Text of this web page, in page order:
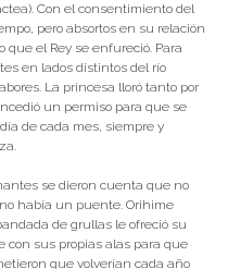
Con el consentimiento del
pero absortos en su relación
el Rey se enfureció. Para
en lados distintos del río
La princesa lloró tanto por
un permiso para que se
de cada mes, siempre y
se dieron cuenta que no
había un puente. Orihime
de grullas le ofreció su
con sus propias alas para que
que volverían cada año